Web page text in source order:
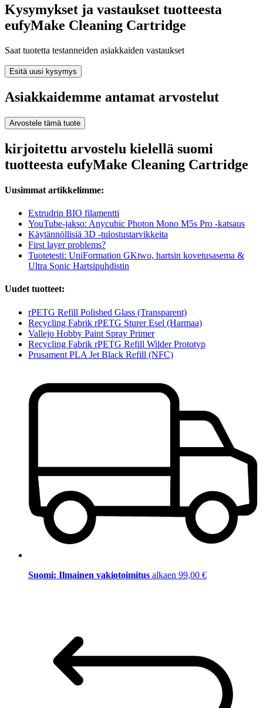
Kysymykset ja vastaukset tuotteesta
eufyMake Cleaning Cartridge
Saat tuotetta testanneiden asiakkaiden vastaukset
Esitä uusi kysymys
Asiakkaidemme antamat arvostelut
Arvostele tämä tuote
kirjoitettu arvostelu kielellä suomi
tuotteesta eufyMake Cleaning Cartridge
Uusimmat artikkelimme:
Extrudrin BIO filamentti
YouTube-jakso: Anycubic Photon Mono M5s Pro -katsaus
Käytännöllisiä 3D -tulostustarvikkeita
First layer problems?
Tuotetesti: UniFormation GKtwo, hartsin kovetusasema &
Ultra Sonic Hartsipuhdistin
Uudet tuotteet:
rPETG Refill Polished Glass (Transparent)
Recycling Fabrik rPETG Sturer Esel (Harmaa)
Vallejo Hobby Paint Spray Primer
Recycling Fabrik rPETG Refill Wilder Prototyp
Prusament PLA Jet Black Refill (NFC)
Suomi: Ilmainen vakiotoimitus alkaen 99,00 €